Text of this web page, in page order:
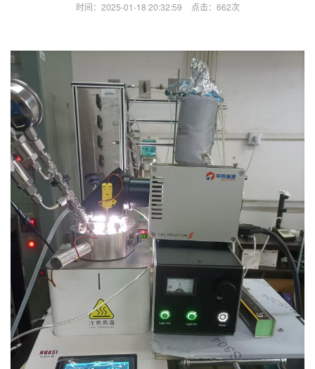
时间：2025-01-18 20:32:59 点击：662次